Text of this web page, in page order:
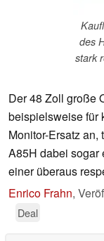
des
stark
Der 48 Zoll große
beispielsweise für
Monitor-Ersatz
A85H dabei sogar
einer überaus
Enrico Frahn,
Deal